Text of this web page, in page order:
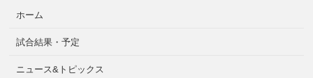
ホーム
試合結果・予定
ニュース&トピックス